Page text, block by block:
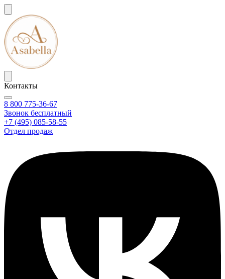
Контакты
8 800 775-36-67
Звонок бесплатный
+7 (495) 085-58-55
Отдел продаж